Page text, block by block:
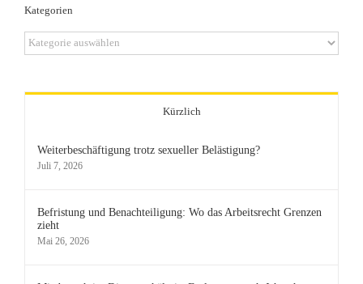
Kategorien
Kategorien
Kürzlich
Weiterbeschäftigung trotz sexueller Belästigung?
Juli 7, 2026
Befristung und Benachteiligung: Wo das Arbeitsrecht Grenzen
zieht
Mai 26, 2026